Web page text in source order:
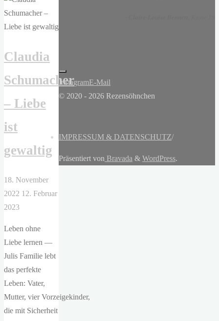
Claudia
Schumacher
– Liebe
ist
gewaltig
18. November
2022 12. Februar
2023
Leben ohne
Liebe lernen —
Julis Familie lebt
das perfekte
Leben: Vater,
Mutter, vier Vorzeigekinder,
die mit Sicherheit
InstagramE-Mail
© 2020 - 2026 Rezensöhnchen
IMPRESSUM & DATENSCHUTZ/
Präsentiert von Bravada & WordPress.